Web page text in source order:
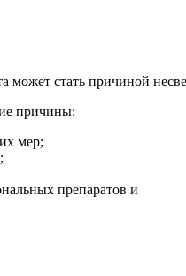
может стать причиной
причины:
мер;
;
препаратов и